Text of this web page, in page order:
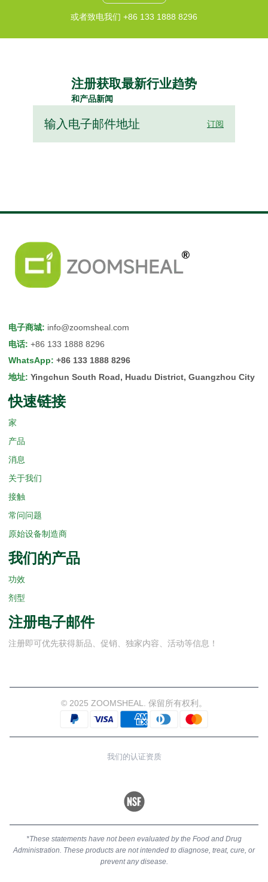
或者致电我们 +86 133 1888 8296
注册获取最新行业趋势
和产品新闻
订阅
电子商城: info@zoomsheal.com
电话: +86 133 1888 8296
WhatsApp: +86 133 1888 8296
地址: Yingchun South Road, Huadu District, Guangzhou City
快速链接
家
产品
消息
关于我们
接触
常问问题
原始设备制造商
我们的产品
功效
剂型
注册电子邮件
注册即可优先获得新品、促销、独家内容、活动等信息！
© 2025 ZOOMSHEAL. 保留所有权利。
我们的认证资质
*These statements have not been evaluated by the Food and Drug
Administration. These products are not intended to diagnose, treat, cure, or
prevent any disease.